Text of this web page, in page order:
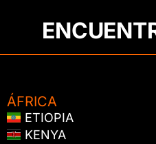
ÁFRICA
ETIOPIA
KENYA